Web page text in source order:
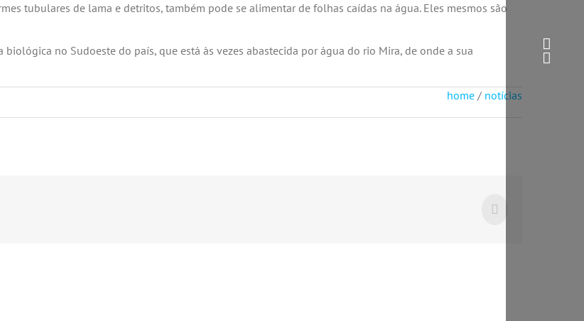
tubulares de lama e detritos, também pode se alimentar de folhas caídas na água. Eles mesmos são
no Sudoeste do país, que está às vezes abastecida por água do rio Mira, de onde a sua
home / notícias
Facebook